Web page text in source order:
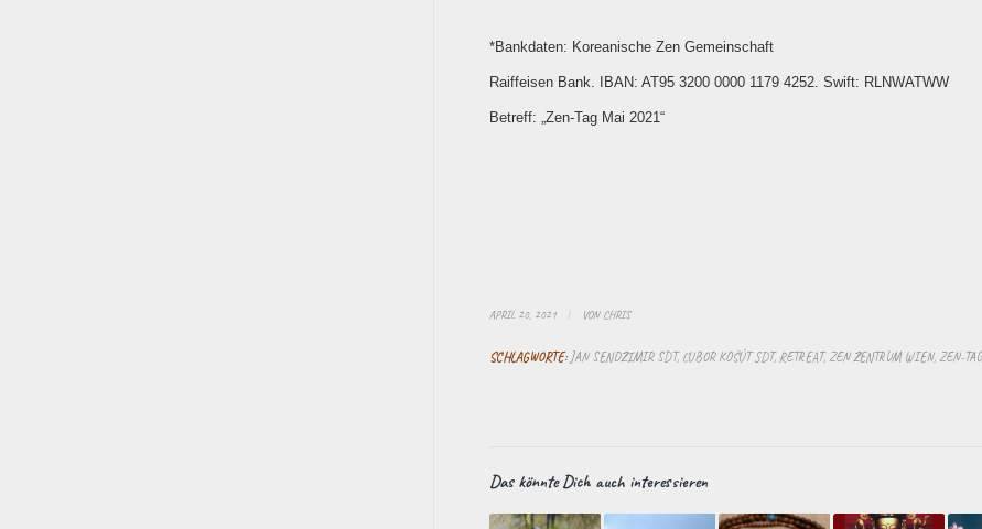
*Bankdaten: Koreanische Zen Gemeinschaft
Raiffeisen Bank. IBAN: AT95 3200 0000 1179 4252. Swift: RLNWATWW
Betreff: „Zen-Tag Mai 2021“
APRIL 20, 2021 / VON CHRIS
SCHLAGWORTE: JAN SENDZIMIR SDT, ĽUBOR KOŠÚT SDT, RETREAT, ZEN ZENTRUM WIEN, ZEN-TAG
Das könnte Dich auch interessieren